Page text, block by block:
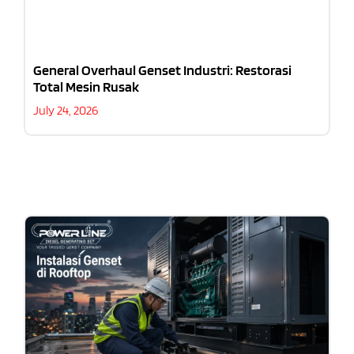
General Overhaul Genset Industri: Restorasi
Total Mesin Rusak
July 24, 2026